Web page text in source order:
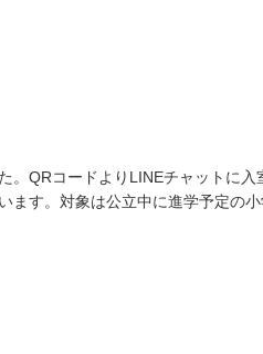
。QRコードよりLINEチャットに入
ます。対象は公立中に進学予定の